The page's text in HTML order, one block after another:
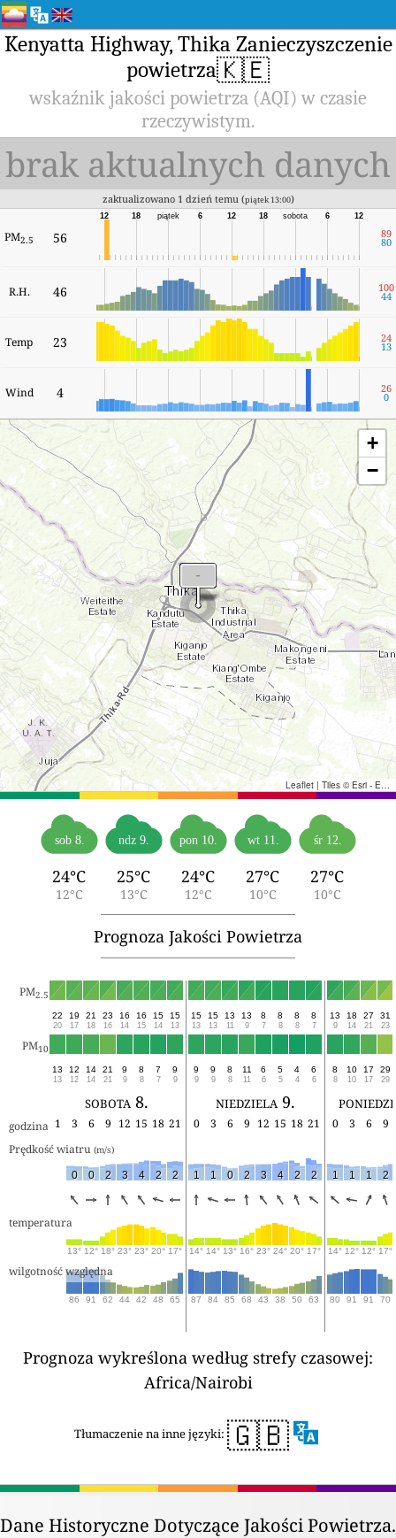
Kenyatta Highway, Thika Zanieczyszczenie
powietrza🇰🇪
wskaźnik jakości powietrza (AQI) w czasie
rzeczywistym.
brak aktualnych danych
zaktualizowano 1 dzień temu (piątek 13:00)
PM2.5 56
12
6
sobota
18
12
6
piątek
18
12
89
80
R.H. 46 100
44
Temp 23 24
13
Wind 4 26
0
+
−
Leaflet | Tiles © Esri - Esri, DeLorme, NAVTEQ, TomTom, Intermap, iPC, USGS, FAO, NPS, NRCAN, GeoBase, Kadaster NL, Ordnance Survey, Esri Japan, METI, Esri China (Hong Kong), and the GIS User Community
sob 8.
24°C
12°C
ndz 9.
25°C
13°C
pon 10.
24°C
12°C
wt 11.
27°C
10°C
śr 12.
27°C
10°C
Prognoza Jakości Powietrza
PM2.5
22
20
19
17
21
18
23
16
16
14
16
15
15
14
15
13
15
13
15
13
13
11
13
9
8
7
8
8
8
8
8
7
13
9
18
14
27
21
31
23
PM10
13
13
12
12
14
14
21
21
9
9
8
8
7
7
9
9
9
9
9
9
8
8
11
11
6
6
5
5
4
4
6
6
8
8
10
10
17
17
29
29
sobota 8. niedziela 9.
godzina 1 3 6 9 12 15 18 21 0 3 6 9 12 15 18 21 0 3 6
9
Prędkość wiatru (m/s)
0 0 2 3 4 2 2 1 1 0 2 3 4 2 2 1 1 1 2
temperatura
13° 12° 18° 23° 23° 20° 17° 14° 14° 13° 16° 23° 24° 20° 17° 14° 12° 12° 17°
wilgotność względna
86 91 62 44 42 48 65 87 84 85 68 43 38 50 63 80 91 91 70
Prognoza wykreślona według strefy czasowej:
Africa/Nairobi
Tłumaczenie na inne języki: 🇬🇧
Dane Historyczne Dotyczące Jakości Powietrza.